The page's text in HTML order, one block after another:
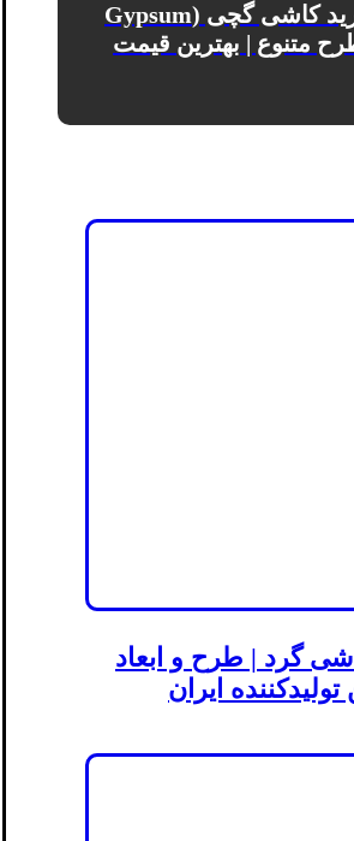
قیمت و خرید کاشی گچی (Gypsum
گرد | طرح و ابعاد
ایران